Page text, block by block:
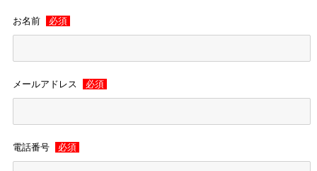
お名前 必須
メールアドレス 必須
電話番号 必須